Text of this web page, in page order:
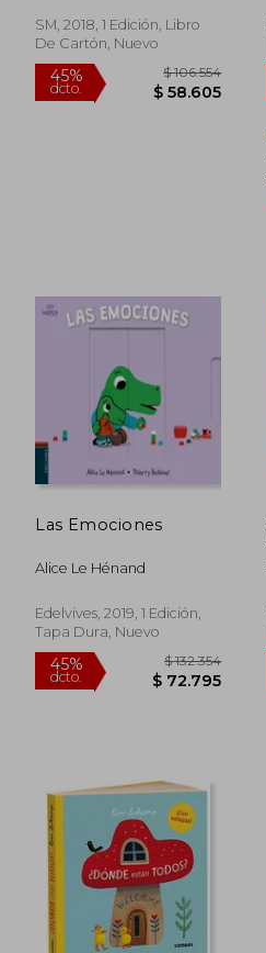
SM, 2018, 1 Edición, Libro
De Cartón, Nuevo
45%
dcto.
$ 106.554
$ 58.605
Las Emociones
Alice Le Hénand
Edelvives, 2019, 1 Edición,
Tapa Dura, Nuevo